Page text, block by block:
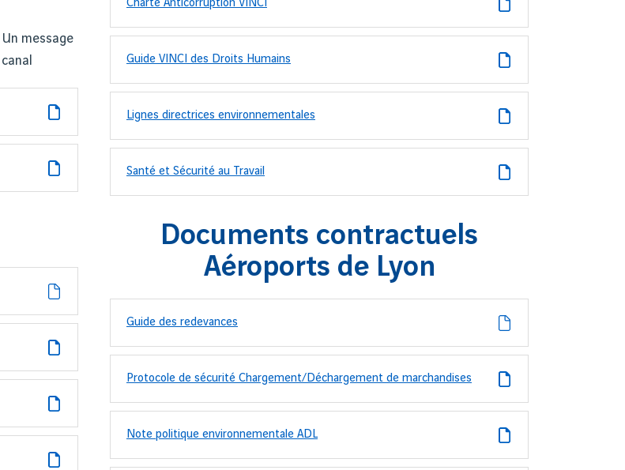
message
Charte Anticorruption VINCI
Guide VINCI des Droits Humains
Lignes directrices environnementales
Santé et Sécurité au Travail
Documents contractuels
Aéroports de Lyon
Guide des redevances
Protocole de sécurité Chargement/Déchargement de marchandises
Note politique environnementale ADL